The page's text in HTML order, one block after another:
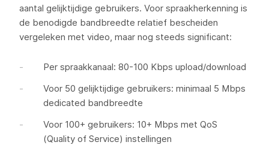
aantal gelijktijdige gebruikers. Voor spraakherkenning is
de benodigde bandbreedte relatief bescheiden
vergeleken met video, maar nog steeds significant:
Per spraakkanaal: 80-100 Kbps upload/download
Voor 50 gelijktijdige gebruikers: minimaal 5 Mbps
dedicated bandbreedte
Voor 100+ gebruikers: 10+ Mbps met QoS
(Quality of Service) instellingen